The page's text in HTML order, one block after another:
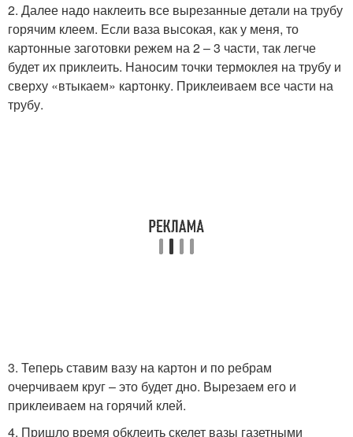
2. Далее надо наклеить все вырезанные детали на трубу
горячим клеем. Если ваза высокая, как у меня, то
картонные заготовки режем на 2 – 3 части, так легче
будет их приклеить. Наносим точки термоклея на трубу и
сверху «втыкаем» картонку. Приклеиваем все части на
трубу.
3. Теперь ставим вазу на картон и по ребрам
очерчиваем круг – это будет дно. Вырезаем его и
приклеиваем на горячий клей.
4. Пришло время обклеить скелет вазы газетными